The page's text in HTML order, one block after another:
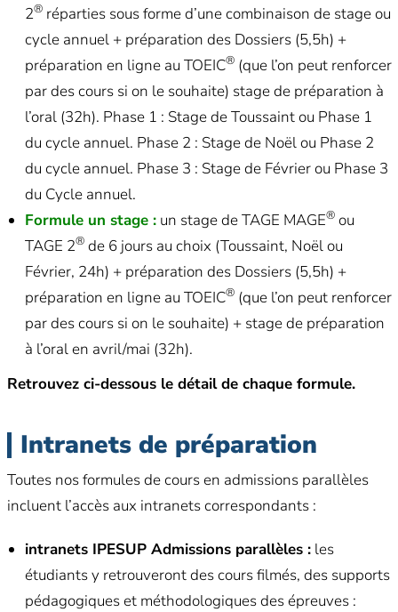
2®réparties sous forme d’une combinaison de stage ou
cycle annuel + préparation des Dossiers (5,5h) +
préparation en ligne au TOEIC®(que l’on peut renforcer
par des cours si on le souhaite) stage de préparation à
l’oral (32h). Phase 1 : Stage de Toussaint ou Phase 1
du cycle annuel. Phase 2 : Stage de Noël ou Phase 2
du cycle annuel. Phase 3 : Stage de Février ou Phase 3
du Cycle annuel.
Formule un stage :un stage de TAGE MAGE®ou
TAGE 2®de 6 jours au choix (Toussaint, Noël ou
Février, 24h) + préparation des Dossiers (5,5h) +
préparation en ligne au TOEIC®(que l’on peut renforcer
par des cours si on le souhaite) + stage de préparation
à l’oral en avril/mai (32h).
Retrouvez ci-dessous le détail de chaque formule.
Intranets de préparation
Toutes nos formules de cours en admissions parallèles
incluent l’accès aux intranets correspondants :
intranets IPESUP Admissions parallèles :les
étudiants y retrouveront des cours filmés, des supports
pédagogiques et méthodologiques des épreuves :